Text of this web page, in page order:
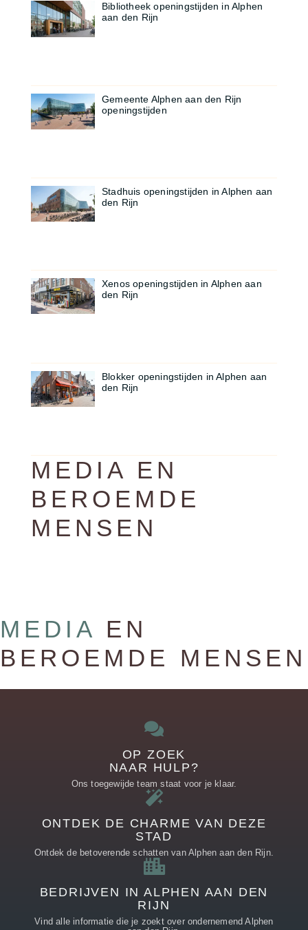
Bibliotheek openingstijden in Alphen
aan den Rijn
Gemeente Alphen aan den Rijn
openingstijden
Stadhuis openingstijden in Alphen aan
den Rijn
Xenos openingstijden in Alphen aan
den Rijn
Blokker openingstijden in Alphen aan
den Rijn
MEDIA EN
BEROEMDE
MENSEN
MEDIA EN
BEROEMDE MENSEN
OP ZOEK
NAAR HULP?
Ons toegewijde team staat voor je klaar.
ONTDEK DE CHARME VAN DEZE
STAD
Ontdek de betoverende schatten van Alphen aan den Rijn.
BEDRIJVEN IN ALPHEN AAN DEN
RIJN
Vind alle informatie die je zoekt over ondernemend Alphen